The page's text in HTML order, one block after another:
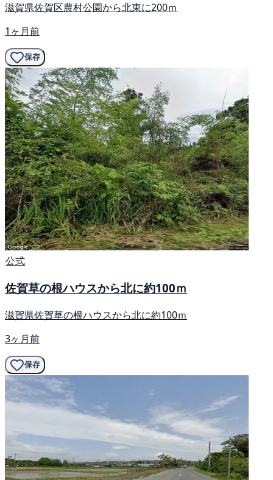
滋賀県佐賀区農村公園から北東に200ｍ
1ヶ月前
保存
公式
佐賀草の根ハウスから北に約100ｍ
滋賀県佐賀草の根ハウスから北に約100ｍ
3ヶ月前
保存